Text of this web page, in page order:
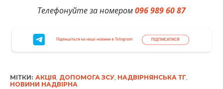
Телефонуйте за номером096 989 60 87
МІТКИ: АКЦІЯ, ДОПОМОГА ЗСУ, НАДВІРНЯНСЬКА ТГ,
НОВИНИ НАДВІРНА